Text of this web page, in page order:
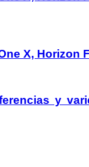
X, Horizon
y